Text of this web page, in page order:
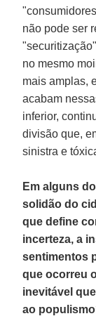
não pode ser
no mesmo
mais amplas,
acabam
inferior,
divisão que,
sinistra e
Em alguns
solidão do
que define
incerteza, a
sentimentos
que ocorreu
inevitável
ao